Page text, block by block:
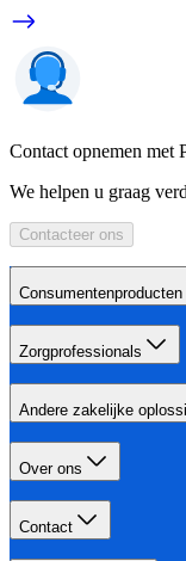
Contact opnemen met
We helpen u graag
Contacteer ons
Consumentenproducten
Zorgprofessionals
Andere zakelijke
Over ons
Contact